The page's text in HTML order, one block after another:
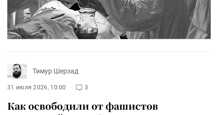
Тимур Шерзад
31 июля 2026, 10:00 3
Как освободили от фашистов